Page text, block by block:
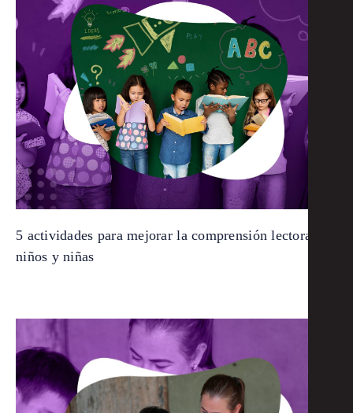
5 actividades para mejorar la comprensión lectora de
niños y niñas